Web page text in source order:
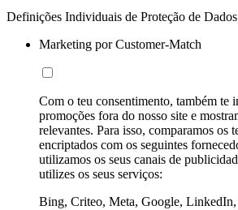
Definições Individuais de Proteção de Dados
Marketing por Customer-Match
Com o teu consentimento, também te
promoções fora do nosso site e
relevantes. Para isso, comparamos os
encriptados com os seguintes
utilizamos os seus canais de
utilizes os seus serviços:
Bing, Criteo, Meta, Google,